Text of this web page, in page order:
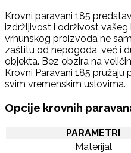
Krovni paravani 185
izdržljivost i održivost
vrhunskog proizvoda ne
zaštitu od nepogoda, već i
objekta. Bez obzira na
Krovni Paravani 185
svim vremenskim uslovima.
Opcije krovnih
PARAMETRI
Materijal